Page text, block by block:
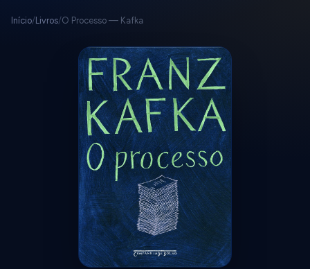
Início/Livros/O Processo — Kafka